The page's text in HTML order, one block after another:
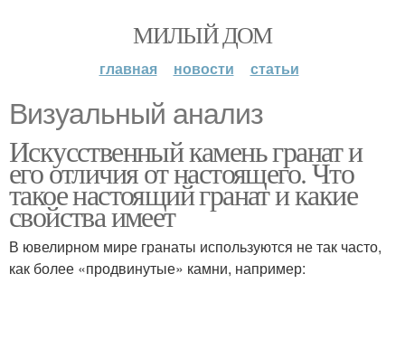
МИЛЫЙ ДОМ
главная новости статьи
Визуальный анализ
Искусственный камень гранат и
его отличия от настоящего. Что
такое настоящий гранат и какие
свойства имеет
В ювелирном мире гранаты используются не так часто,
как более «продвинутые» камни, например: